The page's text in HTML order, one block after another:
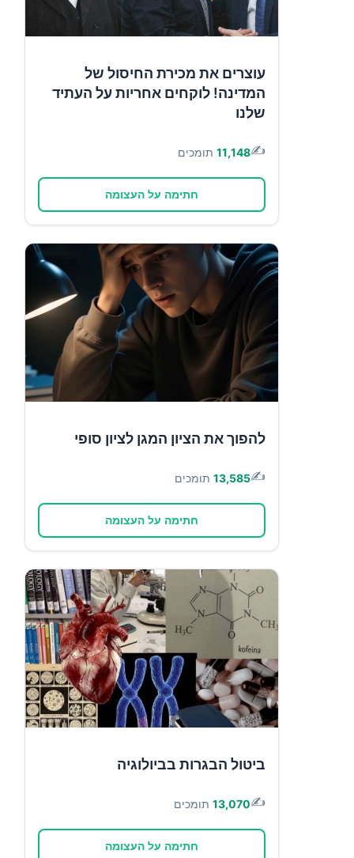
עוצרים את מכירת החיסול של
המדינה! לוקחים אחריות על העתיד
שלנו
✍️
11,148 תומכים
חתימה על העצומה
להפוך את הציון המגן לציון סופי
✍️
13,585 תומכים
חתימה על העצומה
ביטול הבגרות בביולוגיה
✍️
13,070 תומכים
חתימה על העצומה